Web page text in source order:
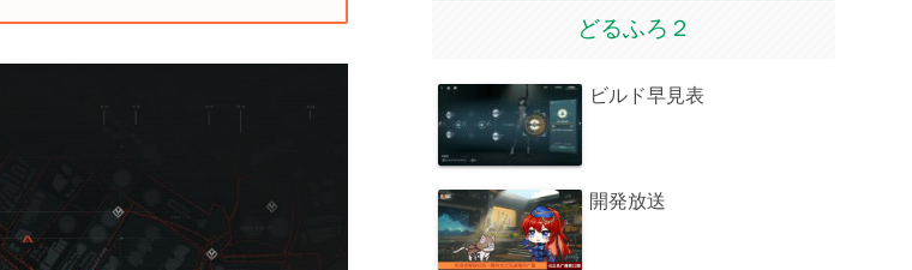
どるふろ２
ビルド早見表
開発放送